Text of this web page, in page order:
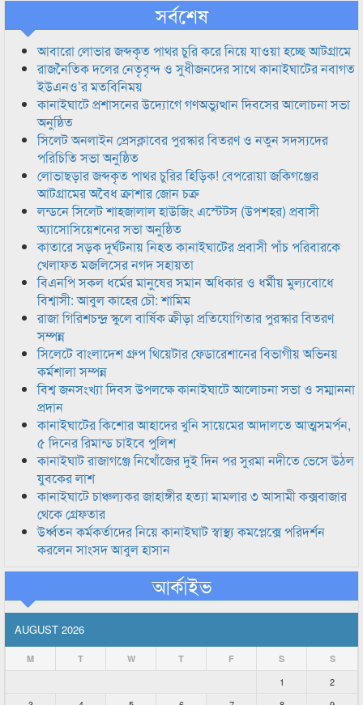
সর্বশেষ
আবারো লোভার জব্দকৃত পাথর চুরি করে নিয়ে যাওয়া হচ্ছে আটগ্রামে
রাজনৈতিক দলের নেতৃবৃন্দ ও সুধীজনদের সাথে কানাইঘাটের নবাগত
ইউএনও’র মতবিনিময়
কানাইঘাটে প্রশাসনের উদ্যোগে গণঅভ্যুত্থান দিবসের আলোচনা সভা
অনুষ্ঠিত
সিলেট অনলাইন প্রেসক্লাবের পুরস্কার বিতরণ ও নতুন সদস্যদের
পরিচিতি সভা অনুষ্ঠিত
লোভাছড়ার জব্দকৃত পাথর চুরির হিড়িক! বেপরোয়া জকিগঞ্জের
আটগ্রামের অবৈধ ক্রাশার জোন চক্র
লন্ডনে সিলেট শাহজালাল হাউজিং এস্টেটস (উপশহর) প্রবাসী
অ্যাসোসিয়েশনের সভা অনুষ্ঠিত
কাতারে সড়ক দুর্ঘটনায় নিহত কানাইঘাটের প্রবাসী পাঁচ পরিবারকে
খেলাফত মজলিসের নগদ সহায়তা
বিএনপি সকল ধর্মের মানুষের সমান অধিকার ও ধর্মীয় মুল্যবোধে
বিশ্বাসী: আবুল কাহের চৌ: শামিম
রাজা গিরিশচন্দ্র স্কুলে বার্ষিক ক্রীড়া প্রতিযোগিতার পুরস্কার বিতরণ
সম্পন্ন
সিলেটে বাংলাদেশ গ্রুপ থিয়েটার ফেডারেশানের বিভাগীয় অভিনয়
কর্মশালা সম্পন্ন
বিশ্ব জনসংখ্যা দিবস উপলক্ষে কানাইঘাটে আলোচনা সভা ও সম্মাননা
প্রদান
কানাইঘাটের কিশোর আহাদের খুনি সায়েমের আদালতে আত্মসমর্পন,
৫ দিনের রিমান্ড চাইবে পুলিশ
কানাইঘাট রাজাগঞ্জে নিখোঁজের দুই দিন পর সুরমা নদীতে ভেসে উঠল
যুবকের লাশ
কানাইঘাটে চাঞ্চল্যকর জাহাঙ্গীর হত্যা মামলার ৩ আসামী কক্সবাজার
থেকে গ্রেফতার
উর্ধ্বতন কর্মকর্তাদের নিয়ে কানাইঘাট স্বাস্থ্য কমপ্লেক্সে পরিদর্শন
করলেন সাংসদ আবুল হাসান
আর্কাইভ
AUGUST 2026
M T W T F S S
1
2